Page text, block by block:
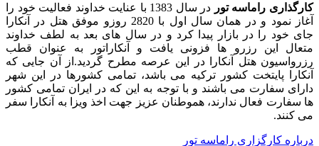
کارگذاری راماسه تور
در سال 1383 با عنایت خداوند فعالیت خود را
آغاز نمود و در همان سال اول با 2820 روزو موفق هتل در آنکارا
جای خود را در بازار پیدا کرد و در سال های بعد به لطف خداوند
متعال این رزرو ها فزونی یافت و آنکاراتور به عنوان قطب
رزرواسیون هتل آنکارا در این عرصه مطرح گردید.از آن جایی که
آنکارا پایتخت کشور ترکیه می باشد، تمامی کشورها در این شهر
دارای سفارت می باشند و با توجه به این که در ایران تمامی کشور
ها سفارت فعال ندارند، هموطنان عزیز جهت اخذ ویزا به آنکارا سفر
می کنند.
درباره کارگزاری راماسه تور